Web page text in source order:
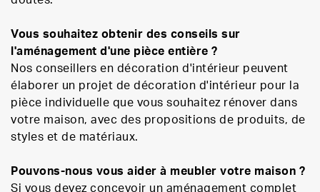
Vous souhaitez obtenir des conseils sur
l'aménagement d'une pièce entière ?
Nos conseillers en décoration d'intérieur peuvent
élaborer un projet de décoration d'intérieur pour la
pièce individuelle que vous souhaitez rénover dans
votre maison, avec des propositions de produits, de
styles et de matériaux.
Pouvons-nous vous aider à meubler votre maison ?
Si vous devez concevoir un aménagement complet